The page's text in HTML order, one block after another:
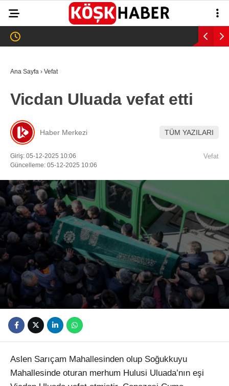
WhatsApp İhbar
Hattı
Instagram
Youtube
33.7°
ASAYİŞ
EĞİTİM
SAĞLIK
EKONOMİ
SPOR
VEFAT
Ana Sayfa › Vefat
Vicdan Uluada vefat etti
Haber Merkezi TÜM YAZILARI
Giriş: 05-12-2025 10:06
Güncelleme: 05-12-2025 10:06
Vefat
Aslen Sarıçam Mahallesinden olup Soğukkuyu
Mahallesinde oturan merhum Hulusi Uluada’nın eşi